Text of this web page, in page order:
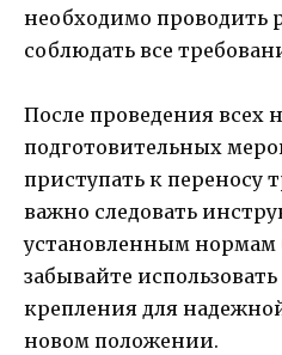
необходимо проводить
соблюдать все
После проведения всех
подготовительных
приступать к переносу
важно следовать
установленным нормам
забывайте
крепления для
новом положении.